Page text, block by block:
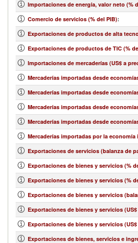
Importaciones de energía, valor neto (%
Comercio de servicios (% del PIB):
Exportaciones de productos de alta
Exportaciones de productos de TIC (%
Importaciones de mercaderías (US$ a
Mercaderías importadas desde
Mercaderías importadas desde
Mercaderías importadas desde
Mercaderías importadas desde
Mercaderías importadas por la economía
Exportaciones de servicios (balanza de
Exportaciones de bienes y servicios (%
Exportaciones de bienes y servicios (%
Exportaciones de bienes y servicios
Exportaciones de bienes y servicios (US$
Exportaciones de bienes y servicios
Exportaciones de bienes, servicios e